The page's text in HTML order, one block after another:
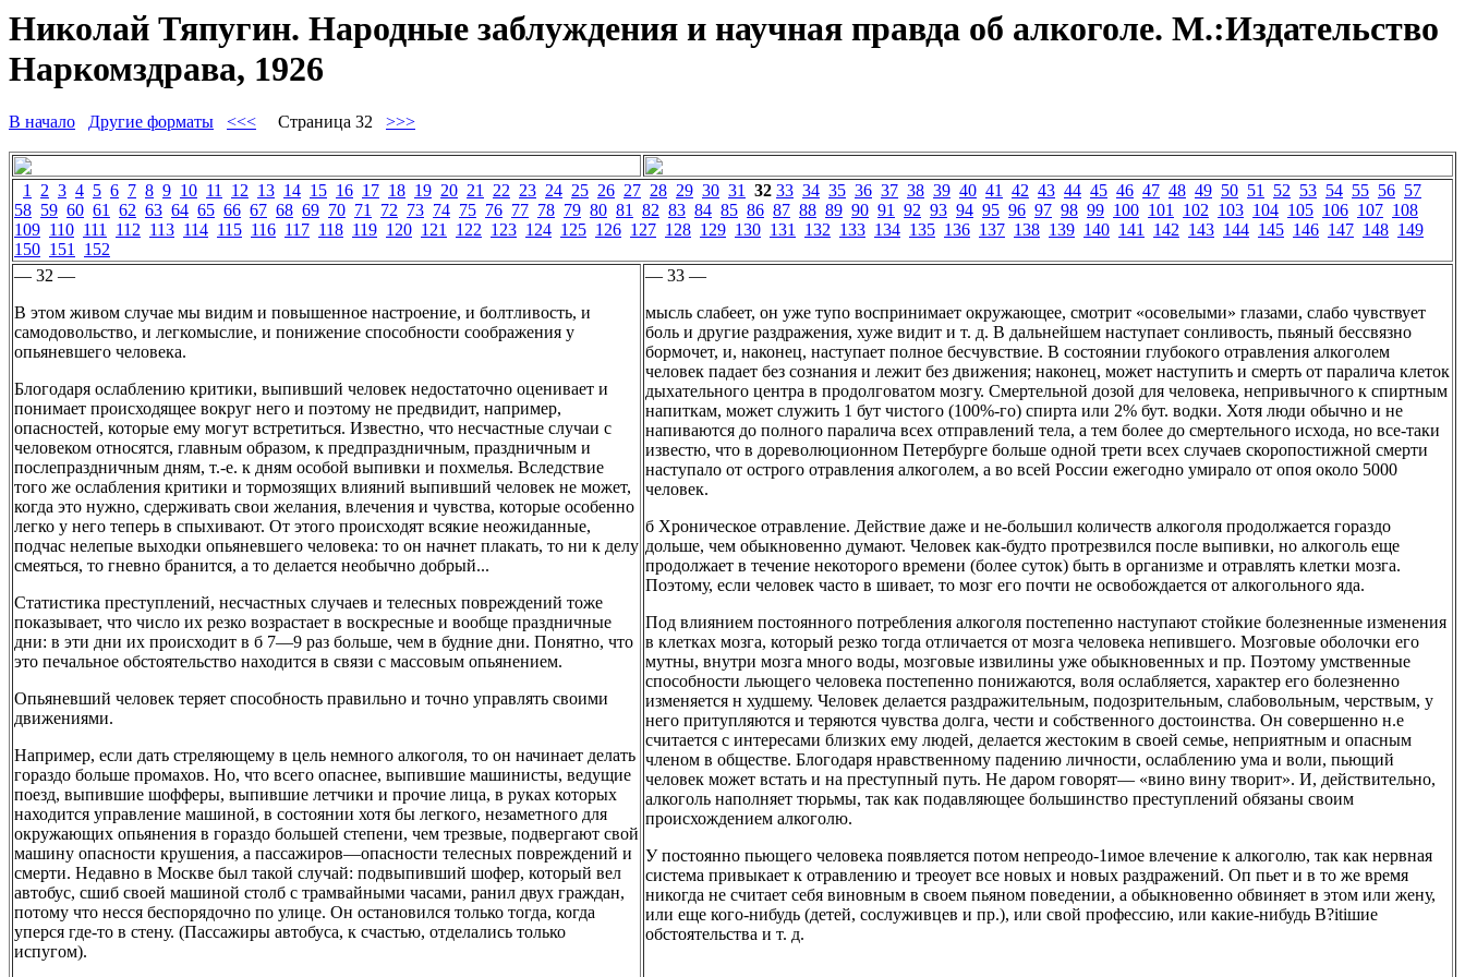
Николай Тяпугин. Народные заблуждения и научная правда об алкоголе. М.:Издательство
Наркомздрава, 1926
В начало Другие форматы <<< Страница 32 >>>
1 2 3 4 5 6 7 8 9 10 11 12 13 14 15 16 17 18 19 20 21 22 23 24 25 26 27 28 29 30 31 32 33 34 35 36 37 38 39 40 41 42 43 44 45 46 47 48 49 50 51 52 53 54 55 56 57
58 59 60 61 62 63 64 65 66 67 68 69 70 71 72 73 74 75 76 77 78 79 80 81 82 83 84 85 86 87 88 89 90 91 92 93 94 95 96 97 98 99 100 101 102 103 104 105 106 107 108
109 110 111 112 113 114 115 116 117 118 119 120 121 122 123 124 125 126 127 128 129 130 131 132 133 134 135 136 137 138 139 140 141 142 143 144 145 146 147 148 149
150 151 152
— 32 —
В этом живом случае мы видим и повышенное настроение, и болтливость, и
самодовольство, и легкомыслие, и понижение способности соображения у
опьяневшего человека.
Блогодаря ослаблению критики, выпивший человек недостаточно оценивает и
понимает происходящее вокруг него и поэтому не предвидит, например,
опасностей, которые ему могут встретиться. Известно, что несчастные случаи с
человеком относятся, главным образом, к предпраздничным, праздничным и
послепраздничным дням, т.-е. к дням особой выпивки и похмелья. Вследствие
того же ослабления критики и тормозящих влияний выпивший человек не может,
когда это нужно, сдерживать свои желания, влечения и чувства, которые особенно
легко у него теперь в спыхивают. От этого происходят всякие неожиданные,
подчас нелепые выходки опьяневшего человека: то он начнет плакать, то ни к делу
смеяться, то гневно бранится, а то делается необычно добрый...
Статистика преступлений, несчастных случаев и телесных повреждений тоже
показывает, что число их резко возрастает в воскресные и вообще праздничные
дни: в эти дни их происходит в б 7—9 раз больше, чем в будние дни. Понятно, что
это печальное обстоятельство находится в связи с массовым опьянением.
Опьяневший человек теряет способность правильно и точно управлять своими
движениями.
Например, если дать стреляющему в цель немного алкоголя, то он начинает делать
гораздо больше промахов. Но, что всего опаснее, выпившие машинисты, ведущие
поезд, выпившие шофферы, выпившие летчики и прочие лица, в руках которых
находится управление машиной, в состоянии хотя бы легкого, незаметного для
окружающих опьянения в гораздо большей степени, чем трезвые, подвергают свой
машину опасности крушения, а пассажиров—опасности телесных повреждений и
смерти. Недавно в Москве был такой случай: подвыпивший шофер, который вел
автобус, сшиб своей машиной столб с трамвайными часами, ранил двух граждан,
потому что несся беспорядочно по улице. Он остановился только тогда, когда
уперся где-то в стену. (Пассажиры автобуса, к счастью, отделались только
испугом).
— 33 —
мысль слабеет, он уже тупо воспринимает окружающее, смотрит «осовелыми» глазами, слабо чувствует
боль и другие раздражения, хуже видит и т. д. В дальнейшем наступает сонливость, пьяный бессвязно
бормочет, и, наконец, наступает полное бесчувствие. В состоянии глубокого отравления алкоголем
человек падает без сознания и лежит без движения; наконец, может наступить и смерть от паралича клеток
дыхательного центра в продолговатом мозгу. Смертельной дозой для человека, непривычного к спиртным
напиткам, может служить 1 бут чистого (100%-го) спирта или 2% бут. водки. Хотя люди обычно и не
напиваются до полного паралича всех отправлений тела, а тем более до смертельного исхода, но все-таки
известю, что в дореволюционном Петербурге больше одной трети всех случаев скоропостижной смерти
наступало от острого отравления алкоголем, а во всей России ежегодно умирало от опоя около 5000
человек.
б Хроническое отравление. Действие даже и не-большил количеств алкоголя продолжается гораздо
дольше, чем обыкновенно думают. Человек как-будто протрезвился после выпивки, но алкоголь еще
продолжает в течение некоторого времени (более суток) быть в организме и отравлять клетки мозга.
Поэтому, если человек часто в шивает, то мозг его почти не освобождается от алкогольного яда.
Под влиянием постоянного потребления алкоголя постепенно наступают стойкие болезненные изменения
в клетках мозга, который резко тогда отличается от мозга человека непившего. Мозговые оболочки его
мутны, внутри мозга много воды, мозговые извилины уже обыкновенных и пр. Поэтому умственные
способности льющего человека постепенно понижаются, воля ослабляется, характер его болезненно
изменяется н худшему. Человек делается раздражительным, подозрительным, слабовольным, черствым, у
него притупляются и теряются чувства долга, чести и собственного достоинства. Он совершенно н.е
считается с интересами близких ему людей, делается жестоким в своей семье, неприятным и опасным
членом в обществе. Блогодаря нравственному падению личности, ослаблению ума и воли, пьющий
человек может встать и на преступный путь. Не даром говорят— «вино вину творит». И, действительно,
алкоголь наполняет тюрьмы, так как подавляющее большинство преступлений обязаны своим
происхождением алкоголю.
У постоянно пьющего человека появляется потом непреодо-1имое влечение к алкоголю, так как нервная
система привыкает к отравлению и треоует все новых и новых раздражений. Оп пьет и в то же время
никогда не считает себя виновным в своем пьяном поведении, а обыкновенно обвиняет в этом или жену,
или еще кого-нибудь (детей, сослуживцев и пр.), или свой профессию, или какие-нибудь B?itiшие
обстоятельства и т. д.